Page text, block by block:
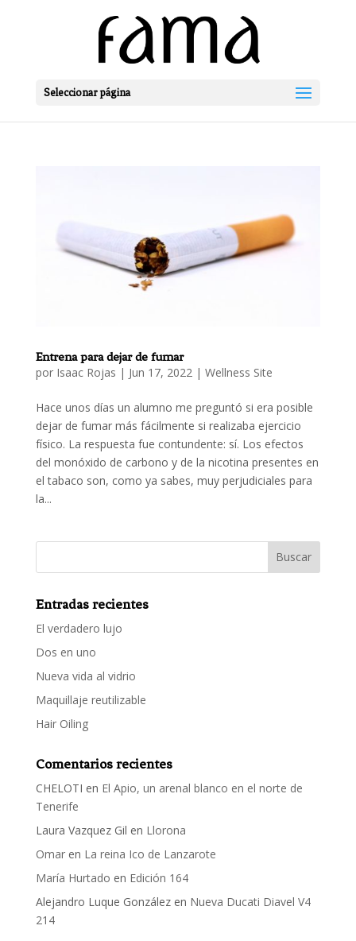
Seleccionar página
Entrena para dejar de fumar
por Isaac Rojas | Jun 17, 2022 | Wellness Site
Hace unos días un alumno me preguntó si era posible
dejar de fumar más fácilmente si realizaba ejercicio
físico. La respuesta fue contundente: sí. Los efectos
del monóxido de carbono y de la nicotina presentes en
el tabaco son, como ya sabes, muy perjudiciales para
la...
Entradas recientes
El verdadero lujo
Dos en uno
Nueva vida al vidrio
Maquillaje reutilizable
Hair Oiling
Comentarios recientes
CHELOTI en El Apio, un arenal blanco en el norte de
Tenerife
Laura Vazquez Gil en Llorona
Omaren La reina Ico de Lanzarote
María Hurtado en Edición 164
Alejandro Luque Gonzálezen Nueva Ducati Diavel V4
214